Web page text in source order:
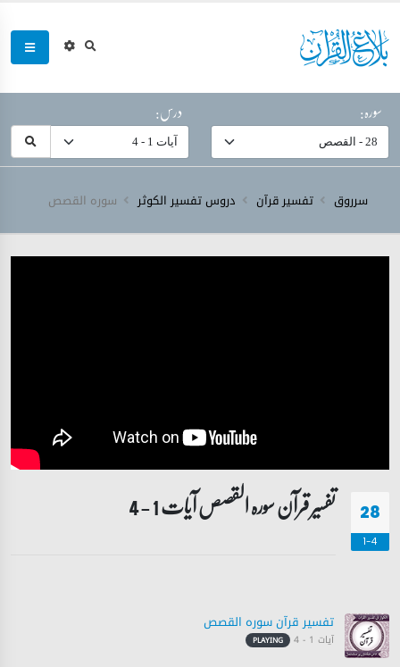
سورہ: درس:
سرروق تفسیر قرآن دروس تفسیر الکوثر سورہ ‎القصص‎
28
1-4
تفسیر قرآن سورہ ‎القصص‎ آیات 1 - 4
تفسیر قرآن سورہ ‎القصص‎
آیات 1 - 4 PLAYING